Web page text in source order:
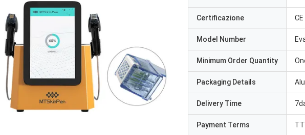
Certificazione CE
Model Number
Minimum Order Quantity
Packaging Details
Delivery Time
Payment Terms TT